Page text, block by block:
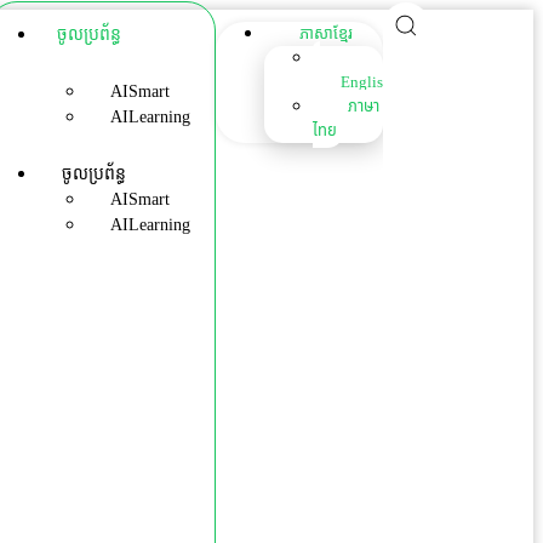
ចូលប្រព័ន្ធ
AISmart
AILearning
ចូលប្រព័ន្ធ
AISmart
AILearning
ភាសាខ្មែរ
English
ภาษา
ไทย